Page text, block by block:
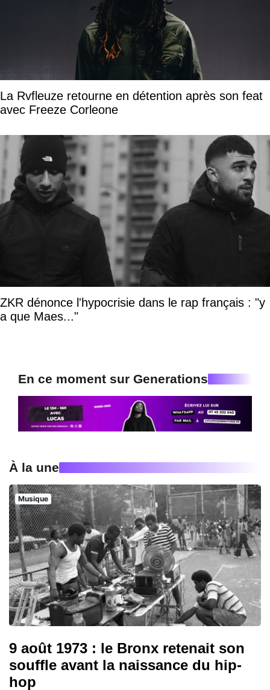
La Rvfleuze retourne en détention après son feat
avec Freeze Corleone
ZKR dénonce l'hypocrisie dans le rap français : "y
a que Maes..."
En ce moment sur Generations
À la une
Musique
9 août 1973 : le Bronx retenait son
souffle avant la naissance du hip-
hop